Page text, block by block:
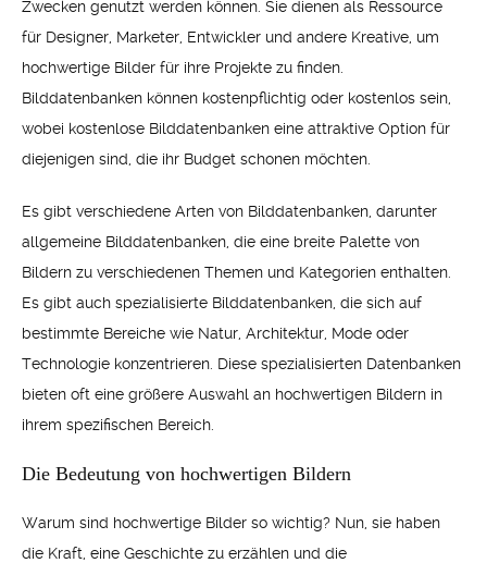
Zwecken genutzt werden können. Sie dienen als Ressource
für Designer, Marketer, Entwickler und andere Kreative, um
hochwertige Bilder für ihre Projekte zu finden.
Bilddatenbanken können kostenpflichtig oder kostenlos sein,
wobei kostenlose Bilddatenbanken eine attraktive Option für
diejenigen sind, die ihr Budget schonen möchten.
Es gibt verschiedene Arten von Bilddatenbanken, darunter
allgemeine Bilddatenbanken, die eine breite Palette von
Bildern zu verschiedenen Themen und Kategorien enthalten.
Es gibt auch spezialisierte Bilddatenbanken, die sich auf
bestimmte Bereiche wie Natur, Architektur, Mode oder
Technologie konzentrieren. Diese spezialisierten Datenbanken
bieten oft eine größere Auswahl an hochwertigen Bildern in
ihrem spezifischen Bereich.
Die Bedeutung von hochwertigen Bildern
Warum sind hochwertige Bilder so wichtig? Nun, sie haben
die Kraft, eine Geschichte zu erzählen und die